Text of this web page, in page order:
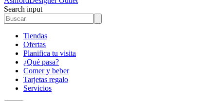
Search input
Tiendas
Ofertas
Planifica tu visita
¿Qué pasa?
Comer y beber
Tarjetas regalo
Servicios